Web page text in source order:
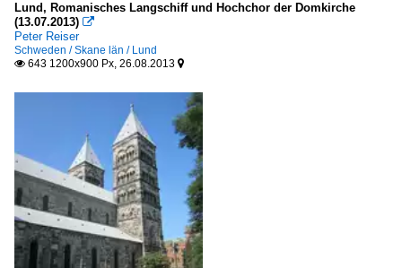
Lund, Romanisches Langschiff und Hochchor der Domkirche
(13.07.2013) 
Peter Reiser
Schweden / Skane län / Lund
 643 1200x900 Px, 26.08.2013 